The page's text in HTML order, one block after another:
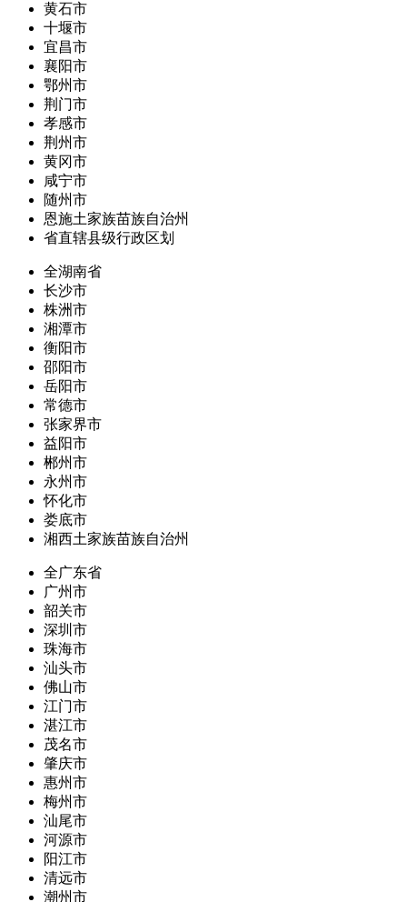
黄石市
十堰市
宜昌市
襄阳市
鄂州市
荆门市
孝感市
荆州市
黄冈市
咸宁市
随州市
恩施土家族苗族自治州
省直辖县级行政区划
全湖南省
长沙市
株洲市
湘潭市
衡阳市
邵阳市
岳阳市
常德市
张家界市
益阳市
郴州市
永州市
怀化市
娄底市
湘西土家族苗族自治州
全广东省
广州市
韶关市
深圳市
珠海市
汕头市
佛山市
江门市
湛江市
茂名市
肇庆市
惠州市
梅州市
汕尾市
河源市
阳江市
清远市
潮州市